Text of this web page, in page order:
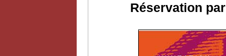
Réservation